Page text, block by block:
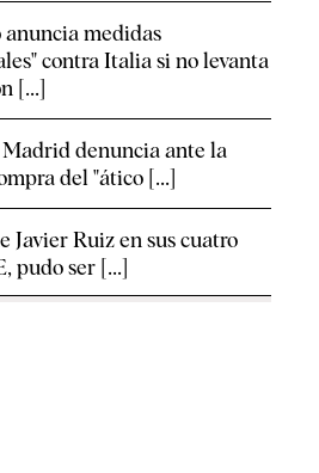
medidas
contra Italia si no levanta
[...]
Madrid denuncia ante la
del "ático [...]
Javier Ruiz en sus cuatro
pudo ser [...]